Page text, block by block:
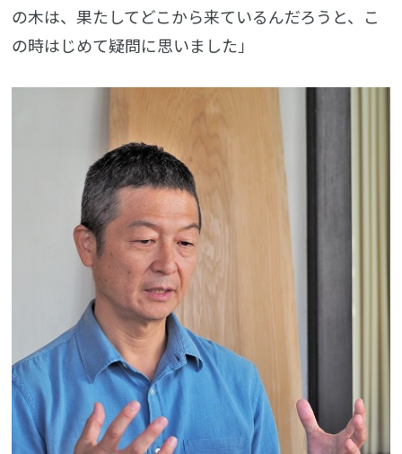
の木は、果たしてどこから来ているんだろうと、こ
の時はじめて疑問に思いました」